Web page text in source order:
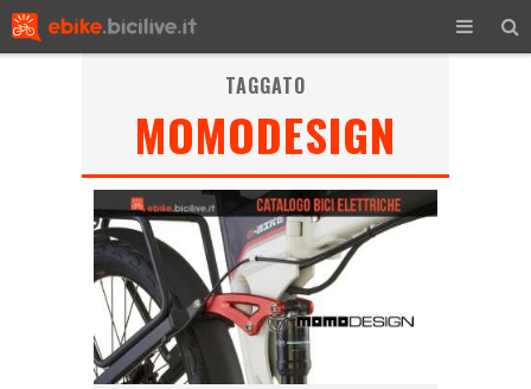
TAGGATO
MOMODESIGN